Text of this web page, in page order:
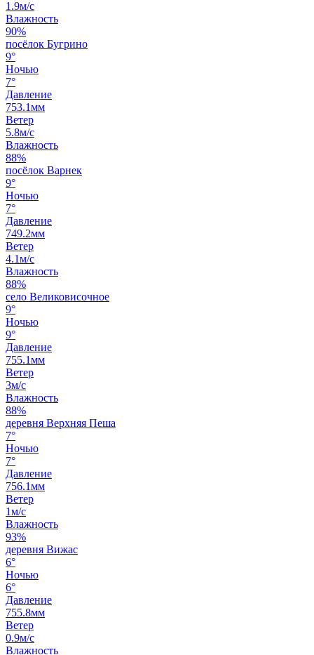
1.9м/с
Влажность
90%
посёлок Бугрино
9°
Ночью
7°
Давление
753.1мм
Ветер
5.8м/с
Влажность
88%
посёлок Варнек
9°
Ночью
7°
Давление
749.2мм
Ветер
4.1м/с
Влажность
88%
село Великовисочное
9°
Ночью
9°
Давление
755.1мм
Ветер
3м/с
Влажность
88%
деревня Верхняя Пеша
7°
Ночью
7°
Давление
756.1мм
Ветер
1м/с
Влажность
93%
деревня Вижас
6°
Ночью
6°
Давление
755.8мм
Ветер
0.9м/с
Влажность